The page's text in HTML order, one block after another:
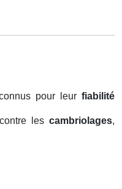
pour leur fiabilité
les cambriolages,